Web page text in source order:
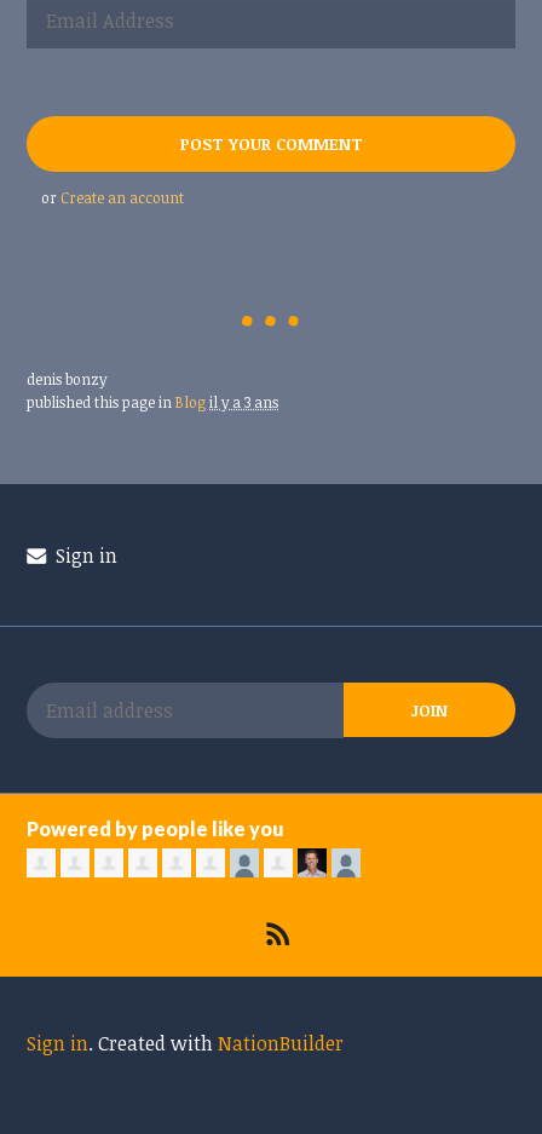
or Create an account
denis bonzy
published this page inBlog il y a 3 ans
Sign in
Powered by people like you
Sign in.Created withNationBuilder